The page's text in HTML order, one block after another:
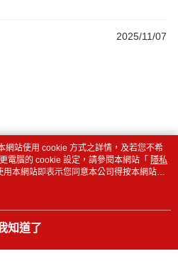
2025/11/07
網站使用 cookie 方式之詳情，及若您不希
電腦的 cookie 設定，請參閱本網站「 隱私
用本網站即表示您同意本公司得按本網站使
知道了